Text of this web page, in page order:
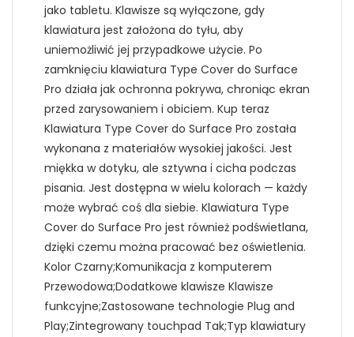
jako tabletu. Klawisze są wyłączone, gdy
klawiatura jest założona do tyłu, aby
uniemożliwić jej przypadkowe użycie. Po
zamknięciu klawiatura Type Cover do Surface
Pro działa jak ochronna pokrywa, chroniąc ekran
przed zarysowaniem i obiciem. Kup teraz
Klawiatura Type Cover do Surface Pro została
wykonana z materiałów wysokiej jakości. Jest
miękka w dotyku, ale sztywna i cicha podczas
pisania. Jest dostępna w wielu kolorach — każdy
może wybrać coś dla siebie. Klawiatura Type
Cover do Surface Pro jest również podświetlana,
dzięki czemu można pracować bez oświetlenia.
Kolor Czarny;Komunikacja z komputerem
Przewodowa;Dodatkowe klawisze Klawisze
funkcyjne;Zastosowane technologie Plug and
Play;Zintegrowany touchpad Tak;Typ klawiatury